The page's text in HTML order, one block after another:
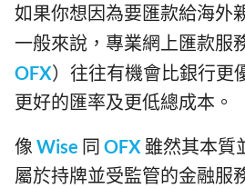
如果你想因為要匯款給海外
一般來說，專業網上匯款服
OFX）往往有機會比銀行更
更好的匯率及更低總成本。
像 Wise 同 OFX 雖然其本質
屬於持牌並受監管的金融服